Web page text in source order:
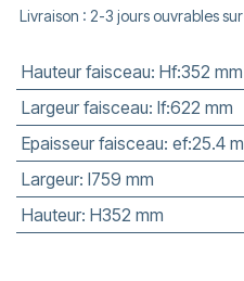
Livraison : 2-3 jours ouvrables
Hauteur faisceau: Hf:352 mm
Largeur faisceau: lf:622 mm
Epaisseur faisceau: ef:25.4
Largeur: l759 mm
Hauteur: H352 mm